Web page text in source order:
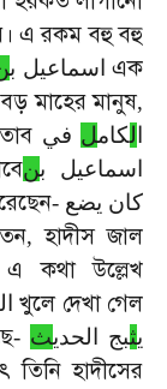
এ রকম বহু বহু
اسماعيل ب এক
বড় মাহের মানুষ,
لكامل في
اسماعيل بن
- كان يضع
,হাদীস জাল
এ কথা
উল্লেখ
খুলে দেখা গেল
- يثبج الحديث
তিনি হাদীসের